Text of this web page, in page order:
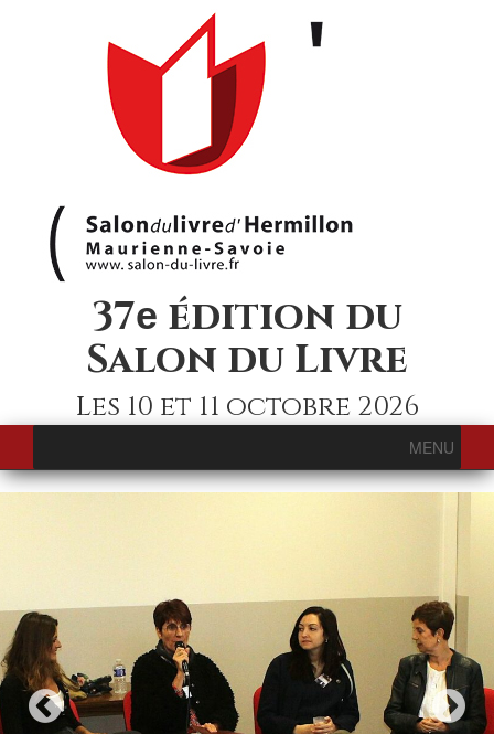
37e édition du
Salon du Livre
Les 10 et 11 octobre 2026
MENU